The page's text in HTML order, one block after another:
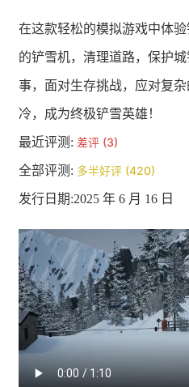
在这款轻松的模拟游戏中体
的铲雪机，清理道路，保护
事，面对生存挑战，应对复
冷，成为终极铲雪英雄！
最近评测: 差评 (3)
全部评测: 多半好评 (420)
发行日期:2025 年 6 月 16 日